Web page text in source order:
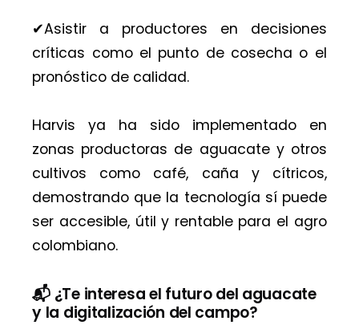
✔︎Asistir a productores en decisiones
críticas como el punto de cosecha o el
pronóstico de calidad.
Harvis ya ha sido implementado en
zonas productoras de aguacate y otros
cultivos como café, caña y cítricos,
demostrando que la tecnología sí puede
ser accesible, útil y rentable para el agro
colombiano.
📬 ¿Te interesa el futuro del aguacate
y la digitalización del campo?